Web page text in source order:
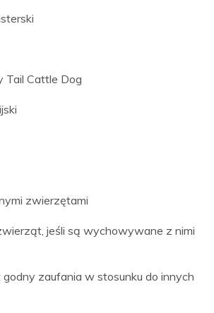
Tail Cattle Dog
zwierzętami
jeśli są wychowywane z nimi
godny zaufania w stosunku do innych